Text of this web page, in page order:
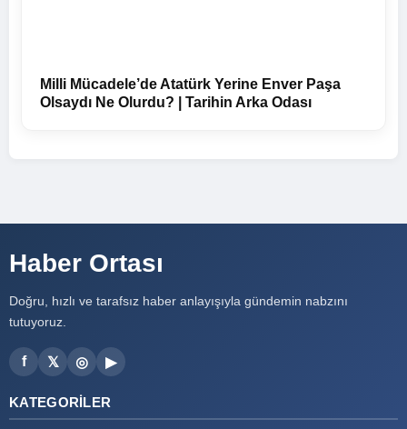
Milli Mücadele’de Atatürk Yerine Enver Paşa
Olsaydı Ne Olurdu? | Tarihin Arka Odası
Haber Ortası
Doğru, hızlı ve tarafsız haber anlayışıyla gündemin nabzını
tutuyoruz.
f 𝕏 ◎ ▶
KATEGORILER